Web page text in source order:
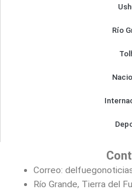
Río
Correo:
Río Grande, Tierra del